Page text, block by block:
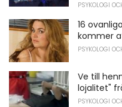
PSYKOLOGI
16
kommer
PSYKOLOGI
Ve till
lojalitet"
PSYKOLOGI